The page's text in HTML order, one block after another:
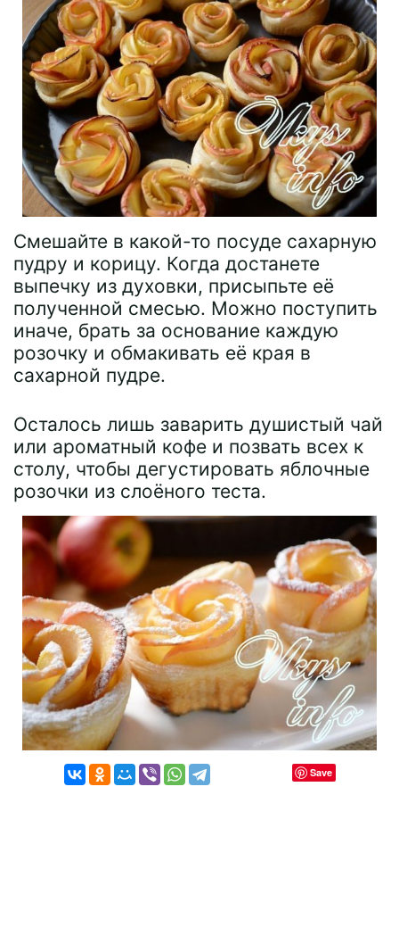
Смешайте в какой-то посуде сахарную
пудру и корицу. Когда достанете
выпечку из духовки, присыпьте её
полученной смесью. Можно поступить
иначе, брать за основание каждую
розочку и обмакивать её края в
сахарной пудре.
Осталось лишь заварить душистый чай
или ароматный кофе и позвать всех к
столу, чтобы дегустировать яблочные
розочки из слоёного теста.
Save